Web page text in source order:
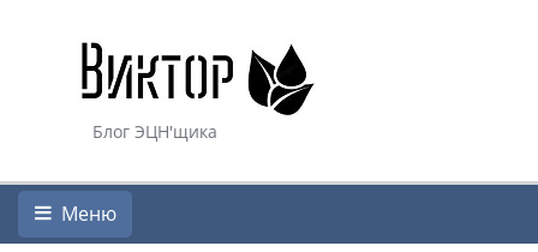
Блог ЭЦН'щика
Меню